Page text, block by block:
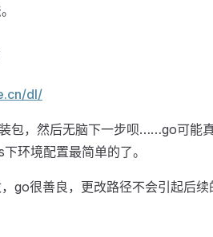
dl/
包，然后无脑下一步呗……go可能
环境配置最简单的了。
go很善良，更改路径不会引起后续